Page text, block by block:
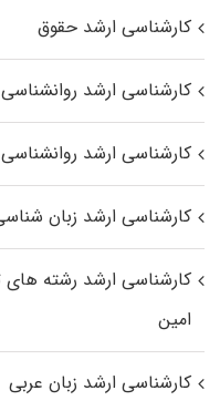
کارشناسی ارشد حقوق
کارشناسی ارشد روانشناسی
کارشناسی ارشد روانشناسی ۲
کارشناسی ارشد زبان
کارشناسی ارشد رﺷﺘﻪ
اﻣﻴﻦ
کارشناسی ارشد زبان عربی